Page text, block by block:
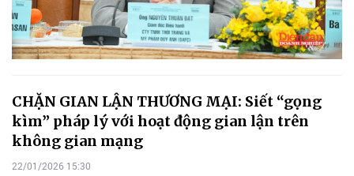
CHẶN GIAN LẬN THƯƠNG MẠI: Siết “gọng
kìm” pháp lý với hoạt động gian lận trên
không gian mạng
22/01/2026 15:30